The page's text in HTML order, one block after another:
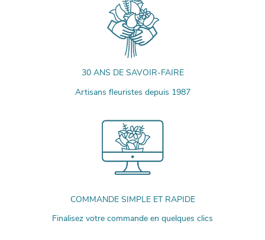
30 ANS DE SAVOIR-FAIRE
Artisans fleuristes depuis 1987
COMMANDE SIMPLE ET RAPIDE
Finalisez votre commande en quelques clics